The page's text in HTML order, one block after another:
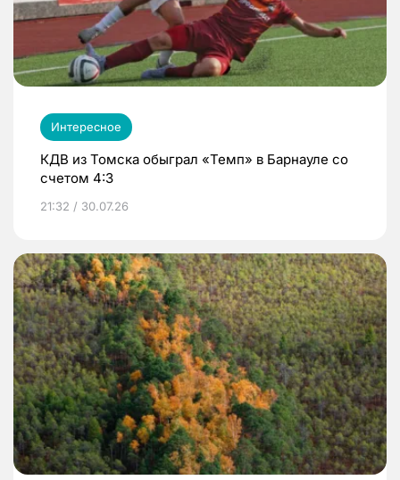
Интересное
КДВ из Томска обыграл «Темп» в Барнауле со
счетом 4:3
21:32 / 30.07.26